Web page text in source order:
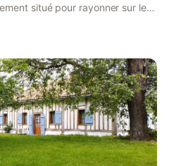
situé pour rayonner sur le
lac, océan et forêt, tout en
sur place) pour vous
en famille...